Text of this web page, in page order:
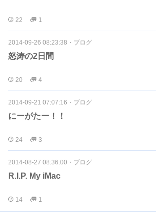
22 1
2014-09-26 08:23:38 ・ ブログ
怒涛の2日間
20 4
2014-09-21 07:07:16 ・ ブログ
にーがたー！！
24 3
2014-08-27 08:36:00 ・ ブログ
R.I.P. My iMac
14 1